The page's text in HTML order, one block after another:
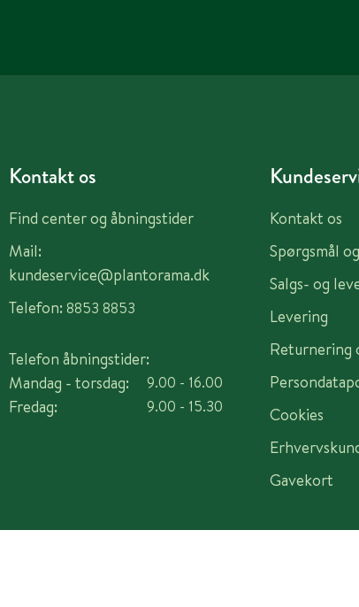
Kontakt os
Find center og åbningstider
Mail:
kundeservice@plantorama.dk
Telefon: 8853 8853
Telefon åbningstider:
Mandag - torsdag:
Fredag:
9.00 - 16.00
9.00 - 15.30
Kontakt os
Spørgsmål
Salgs- og
Levering
Returnering
Cookies
Gavekort